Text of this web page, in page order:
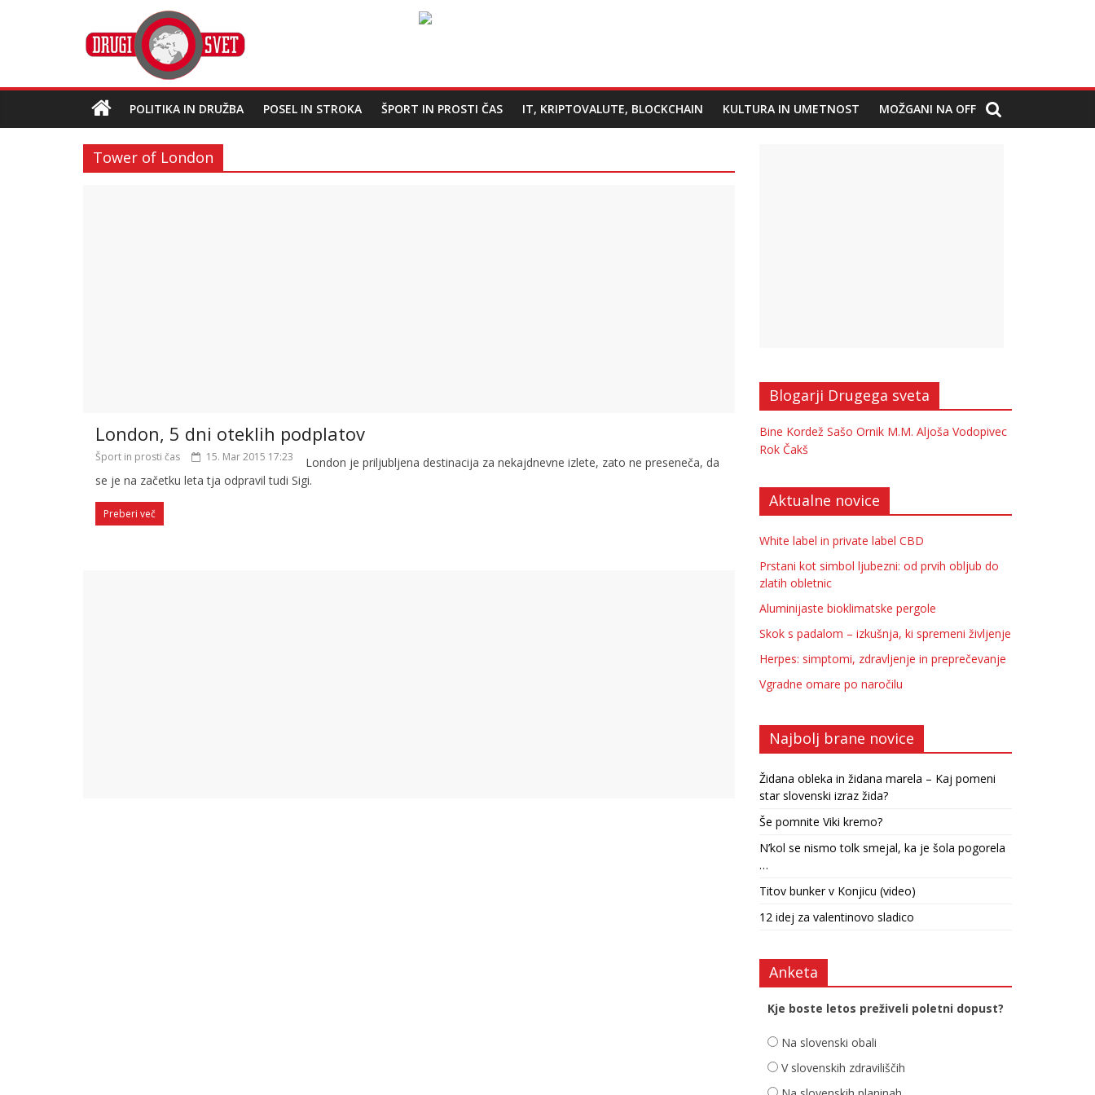
POLITIKA IN DRUŽBA POSEL IN STROKA ŠPORT IN PROSTI ČAS IT, KRIPTOVALUTE, BLOCKCHAIN KULTURA IN UMETNOST MOŽGANI NA OFF
Tower of London
London, 5 dni oteklih podplatov
Šport in prosti čas 15. Mar 2015 17:23
London je priljubljena destinacija za nekajdnevne izlete, zato ne preseneča, da
se je na začetku leta tja odpravil tudi Sigi.
Preberi več
Blogarji Drugega sveta
Bine Kordež Sašo Ornik M.M. Aljoša Vodopivec
Rok Čakš
Aktualne novice
White label in private label CBD
Prstani kot simbol ljubezni: od prvih obljub do
zlatih obletnic
Aluminijaste bioklimatske pergole
Skok s padalom – izkušnja, ki spremeni življenje
Herpes: simptomi, zdravljenje in preprečevanje
Vgradne omare po naročilu
Najbolj brane novice
Židana obleka in židana marela – Kaj pomeni
star slovenski izraz žida?
Še pomnite Viki kremo?
N’kol se nismo tolk smejal, ka je šola pogorela
…
Titov bunker v Konjicu (video)
12 idej za valentinovo sladico
Anketa
Kje boste letos preživeli poletni dopust?
Na slovenski obali
V slovenskih zdraviliščih